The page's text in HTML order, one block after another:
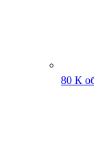
80 К